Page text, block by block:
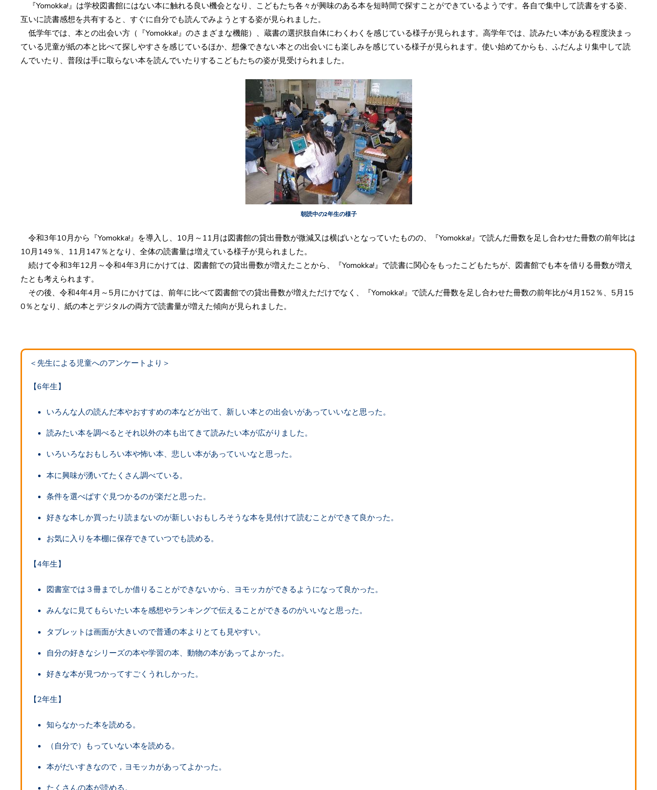
『Yomokka!』は学校図書館にはない本に触れる良い機会となり、こどもたち各々が興味のある本を短時間で探すことができているようです。各自で集中して読書をする姿、
互いに読書感想を共有すると、すぐに自分でも読んでみようとする姿が見られました。
低学年では、本との出会い方（『Yomokka!』のさまざまな機能）、蔵書の選択肢自体にわくわくを感じている様子が見られます。高学年では、読みたい本がある程度決まっ
ている児童が紙の本と比べて探しやすさを感じているほか、想像できない本との出会いにも楽しみを感じている様子が見られます。使い始めてからも、ふだんより集中して読
んでいたり、普段は手に取らない本を読んでいたりするこどもたちの姿が見受けられました。
朝読中の2年生の様子
令和3年10月から『Yomokka!』を導入し、10月～11月は図書館の貸出冊数が微減又は横ばいとなっていたものの、『Yomokka!』で読んだ冊数を足し合わせた冊数の前年比は
10月149％、11月147％となり、全体の読書量は増えている様子が見られました。
続けて令和3年12月～令和4年3月にかけては、図書館での貸出冊数が増えたことから、『Yomokka!』で読書に関心をもったこどもたちが、図書館でも本を借りる冊数が増え
たとも考えられます。
その後、令和4年4月～5月にかけては、前年に比べて図書館での貸出冊数が増えただけでなく、『Yomokka!』で読んだ冊数を足し合わせた冊数の前年比が4月152％、5月15
0％となり、紙の本とデジタルの両方で読書量が増えた傾向が見られました。
＜先生による児童へのアンケートより＞
【6年生】
いろんな人の読んだ本やおすすめの本などが出て、新しい本との出会いがあっていいなと思った。
読みたい本を調べるとそれ以外の本も出てきて読みたい本が広がりました。
いろいろなおもしろい本や怖い本、悲しい本があっていいなと思った。
本に興味が湧いてたくさん調べている。
条件を選べばすぐ見つかるのが楽だと思った。
好きな本しか買ったり読まないのが新しいおもしろそうな本を見付けて読むことができて良かった。
お気に入りを本棚に保存できていつでも読める。
【4年生】
図書室では３冊までしか借りることができないから、ヨモッカができるようになって良かった。
みんなに見てもらいたい本を感想やランキングで伝えることができるのがいいなと思った。
タブレットは画面が大きいので普通の本よりとても見やすい。
自分の好きなシリーズの本や学習の本、動物の本があってよかった。
好きな本が見つかってすごくうれしかった。
【2年生】
知らなかった本を読める。
（自分で）もっていない本を読める。
本がだいすきなので，ヨモッカがあってよかった。